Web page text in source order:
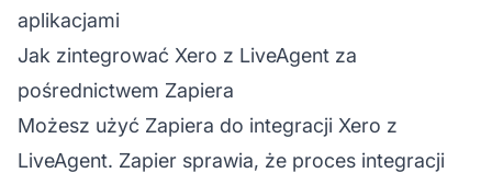
aplikacjami
Jak zintegrować Xero z LiveAgent za
pośrednictwem Zapiera
Możesz użyć Zapiera do integracji Xero z
LiveAgent. Zapier sprawia, że proces integracji